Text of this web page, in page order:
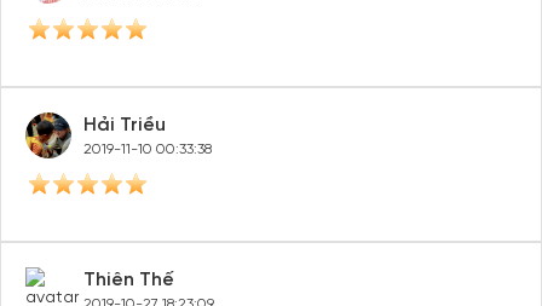
Hải Triều
2019-11-10 00:33:38
Thiên Thế